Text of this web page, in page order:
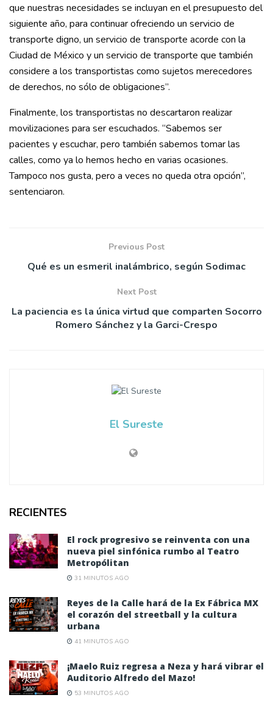
que nuestras necesidades se incluyan en el presupuesto del
siguiente año, para continuar ofreciendo un servicio de
transporte digno, un servicio de transporte acorde con la
Ciudad de México y un servicio de transporte que también
considere a los transportistas como sujetos merecedores
de derechos, no sólo de obligaciones”.
Finalmente, los transportistas no descartaron realizar
movilizaciones para ser escuchados. “Sabemos ser
pacientes y escuchar, pero también sabemos tomar las
calles, como ya lo hemos hecho en varias ocasiones.
Tampoco nos gusta, pero a veces no queda otra opción”,
sentenciaron.
Previous Post
Qué es un esmeril inalámbrico, según Sodimac
Next Post
La paciencia es la única virtud que comparten Socorro
Romero Sánchez y la Garci-Crespo
El Sureste
RECIENTES
El rock progresivo se reinventa con una
nueva piel sinfónica rumbo al Teatro
Metropólitan
31 MINUTOS AGO
Reyes de la Calle hará de la Ex Fábrica MX
el corazón del streetball y la cultura
urbana
41 MINUTOS AGO
¡Maelo Ruiz regresa a Neza y hará vibrar el
Auditorio Alfredo del Mazo!
53 MINUTOS AGO